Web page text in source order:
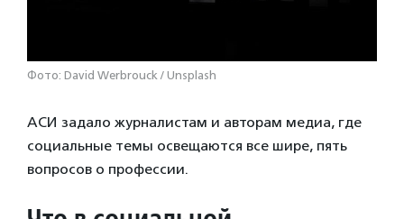
Фото: David Werbrouck / Unsplash
АСИ задало журналистам и авторам медиа, где
социальные темы освещаются все шире, пять
вопросов о профессии.